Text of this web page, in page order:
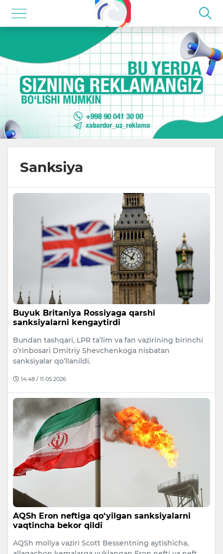
Sanksiya
Buyuk Britaniya Rossiyaga qarshi
sanksiyalarni kengaytirdi
Bundan tashqari, LPR ta’lim va fan vazirining birinchi
o‘rinbosari Dmitriy Shevchenkoga nisbatan
sanksiyalar qo‘llanildi.
14:48 / 11.05.2026
AQSh Eron neftiga qo‘yilgan sanksiyalarni
vaqtincha bekor qildi
AQSh moliya vaziri Scott Bessentning aytishicha,